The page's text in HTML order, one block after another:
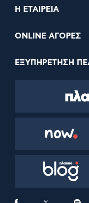
Η ΕΤΑΙΡΕΙΑ
ONLINE ΑΓΟΡΕΣ
ΕΞΥΠΗΡΕΤΗΣΗ